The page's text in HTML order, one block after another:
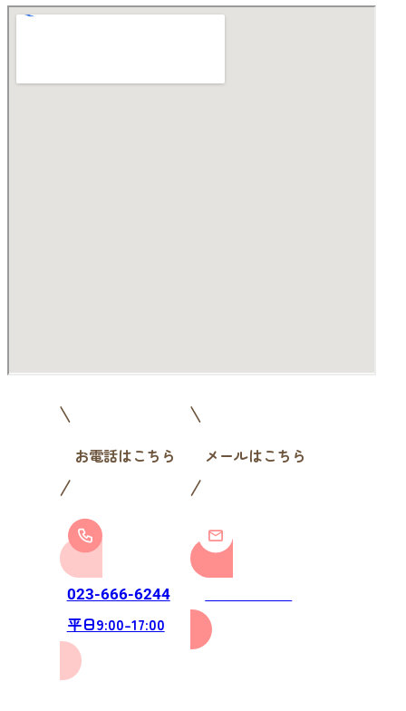
お電話はこちら
023-666-6244
平日9:00-17:00
メールはこちら